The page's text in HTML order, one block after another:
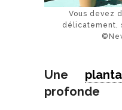
Vous devez
délicatement,
Une
profonde